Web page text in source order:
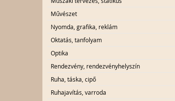
Művészet
Nyomda, grafika, reklám
Oktatás, tanfolyam
Optika
Rendezvény, rendezvényhelyszín
Ruha, táska, cipő
Ruhajavítás, varroda